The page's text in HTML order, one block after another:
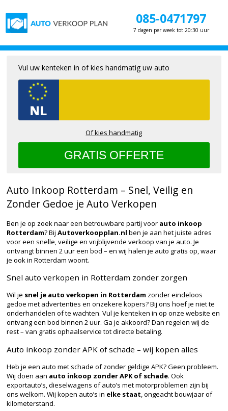
085-0471797
7 dagen per week tot 20:30 uur
Auto Inkoop Rotterdam – Snel, Veilig en
Zonder Gedoe je Auto Verkopen
Ben je op zoek naar een betrouwbare partij voor auto inkoop
Rotterdam? BijAutoverkoopplan.nl ben je aan het juiste adres
voor een snelle, veilige en vrijblijvende verkoop van je auto. Je
ontvangt binnen 2 uur een bod – en wij halen je auto gratis op, waar
je ook in Rotterdam woont.
Snel auto verkopen in Rotterdam zonder zorgen
Wil je snel je auto verkopen in Rotterdam zonder eindeloos
gedoe met advertenties en onzekere kopers? Bij ons hoef je niet te
onderhandelen of te wachten. Vul je kenteken in op onze website en
ontvang een bod binnen 2 uur. Ga je akkoord? Dan regelen wij de
rest – van gratis ophaalservice tot directe betaling.
Auto inkoop zonder APK of schade – wij kopen alles
Heb je een auto met schade of zonder geldige APK? Geen probleem.
Wij doen aan auto inkoop zonder APK of schade. Ook
exportauto’s, dieselwagens of auto’s met motorproblemen zijn bij
ons welkom. Wij kopen auto’s in elke staat, ongeacht bouwjaar of
kilometerstand.
Vul uw kenteken in of kies handmatig uw auto
Of kies handmatig